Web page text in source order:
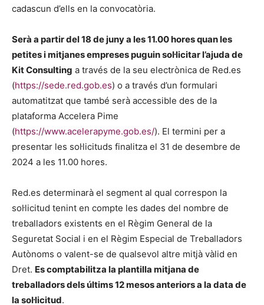
cadascun d’ells en la convocatòria.
Serà a partir del 18 de juny a les 11.00 hores quan les
petites i mitjanes empreses puguin sol·licitar l’ajuda de
Kit Consulting a través de la seu electrònica de Red.es
(https://sede.red.gob.es) o a través d’un formulari
automatitzat que també serà accessible des de la
plataforma Accelera Pime
(https://www.acelerapyme.gob.es/). El termini per a
presentar les sol·licituds finalitza el 31 de desembre de
2024 a les 11.00 hores.
Red.es determinarà el segment al qual correspon la
sol·licitud tenint en compte les dades del nombre de
treballadors existents en el Règim General de la
Seguretat Social i en el Règim Especial de Treballadors
Autònoms o valent-se de qualsevol altre mitjà vàlid en
Dret. Es comptabilitza la plantilla mitjana de
treballadors dels últims 12 mesos anteriors a la data de
la sol·licitud.